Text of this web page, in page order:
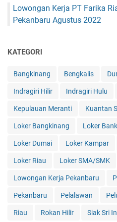
Lowongan Kerja PT Farika
Pekanbaru Agustus 2022
KATEGORI
Bangkinang Bengkalis
Indragiri Hilir Indragiri Hulu
Kepulauan Meranti Kuantan
Loker Bangkinang Loker Bank
Loker Dumai Loker Kampar
Loker Riau Loker SMA/SMK
Lowongan Kerja Pekanbaru
Pekanbaru Pelalawan
Riau Rokan Hilir Siak Sri